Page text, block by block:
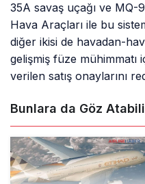
35A savaş uçağı ve MQ-
Hava Araçları ile bu
diğer ikisi de havadan-
gelişmiş füze mühimmatı
verilen satış onaylarını
Bunlara da Göz